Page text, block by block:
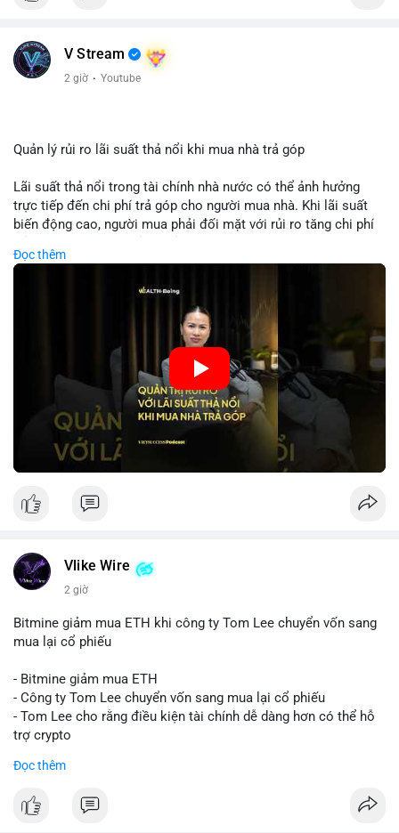
V Stream
2 giờ · Youtube
Quản lý rủi ro lãi suất thả nổi khi mua nhà trả góp
Lãi suất thả nổi trong tài chính nhà nước có thể ảnh hưởng
trực tiếp đến chi phí trả góp cho người mua nhà. Khi lãi suất
biến động cao, người mua phải đối mặt với rủi ro tăng chi phí
hướng lãi suất, lựa chọn sản phẩm trả góp có tính bảo hiểm,
đầu tư cần theo dõi chính sách tiền tệ để đưa ra quyết định
🎥 Xem video trực tiếp tại:
Nguồn: VIETSUCCESS
Đọc thêm
Vlike Wire
2 giờ
Bitmine giảm mua ETH khi công ty Tom Lee chuyển vốn sang
mua lại cổ phiếu
- Bitmine giảm mua ETH
- Công ty Tom Lee chuyển vốn sang mua lại cổ phiếu
- Tom Lee cho rằng điều kiện tài chính dễ dàng hơn có thể hỗ
trợ crypto
nghỉ tháng 8
#binancesquare
Đọc thêm